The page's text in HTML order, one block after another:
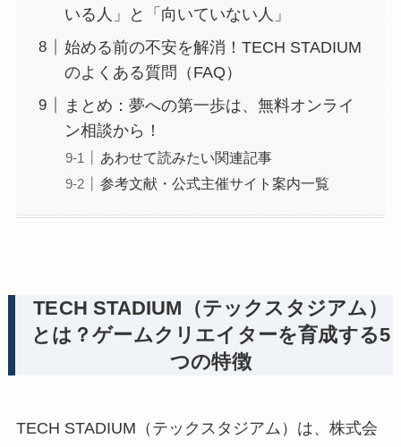
いる人」と「向いていない人」
始める前の不安を解消！TECH STADIUM
のよくある質問（FAQ）
まとめ：夢への第一歩は、無料オンライ
ン相談から！
あわせて読みたい関連記事
参考文献・公式主催サイト案内一覧
TECH STADIUM（テックスタジアム）
とは？ゲームクリエイターを育成する5
つの特徴
TECH STADIUM（テックスタジアム）は、株式会